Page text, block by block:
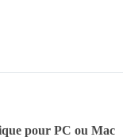
pour PC ou Mac